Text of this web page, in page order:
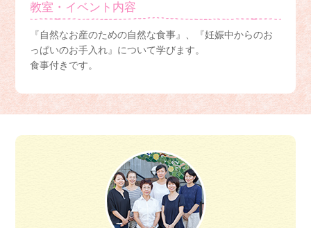
教室・イベント内容
『自然なお産のための自然な食事』、『妊娠中からのお
っぱいのお手入れ』について学びます。
食事付きです。